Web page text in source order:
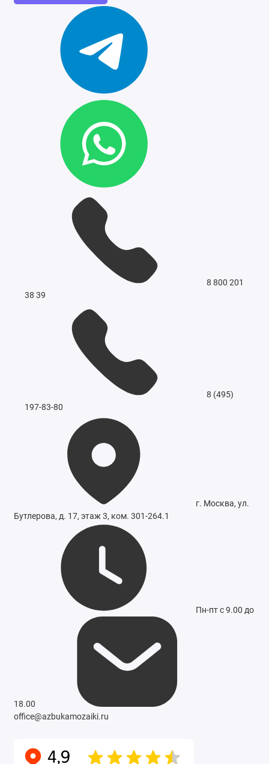
8 800 201
38 39
8 (495)
197-83-80
г. Москва, ул.
Бутлерова, д. 17, этаж 3, ком. 301-264.1
Пн-пт с 9.00 до
18.00
office@azbukamozaiki.ru